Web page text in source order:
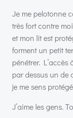
Je me pelotonne
très fort contre
et mon lit est
forment un petit
pénétrer. L’accès
par dessus un de
je me sens
J’aime les gens.